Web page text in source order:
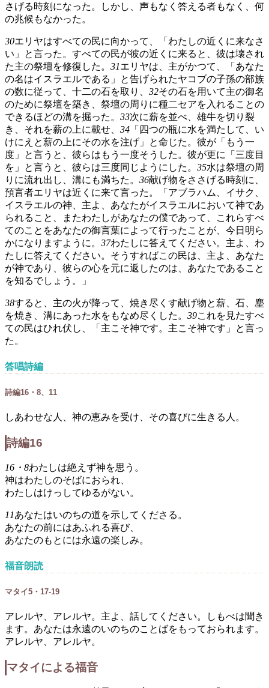
さげる時刻になった。しかし、声もなく答える者もなく、何
の兆候もなかった。
30エリヤはすべての民に向かって、「わたしの近くに来なさ
い」と言った。すべての民が彼の近くに来ると、彼は壊され
た主の祭壇を修復した。 31エリヤは、主がかつて、「あなた
の名はイスラエルである」と告げられたヤコブの子孫の部族
の数に従って、十二の石を取り、 32その石を用いて主の御名
のために祭壇を築き、祭壇の周りに種二セアを入れることの
できるほどの溝を掘った。 33次に薪を並べ、雄牛を切り裂
き、それを薪の上に載せ、 34 「四つの瓶に水を満たして、い
けにえと薪の上にその水を注げ」と命じた。彼が「もう一
度」と言うと、彼らはもう一度そうした。彼が更に「三度目
を」と言うと、彼らは三度同じようにした。 35水は祭壇の周
りに流れ出し、溝にも満ちた。 36献げ物をささげる時刻に、
預言者エリヤは近くに来て言った。「アブラハム、イサク、
イスラエルの神、主よ、あなたがイスラエルにおいて神であ
られること、またわたしがあなたの僕であって、これらすべ
てのことをあなたの御言葉によって行ったことが、今日明ら
かになりますように。 37わたしに答えてください。主よ、わ
たしに答えてください。そうすればこの民は、主よ、あなた
が神であり、彼らの心を元に返したのは、あなたであること
を知るでしょう。」
38すると、主の火が降って、焼き尽くす献げ物と薪、石、塵
を焼き、溝にあった水をもなめ尽くした。 39これを見たすべ
ての民はひれ伏し、「主こそ神です。主こそ神です」と言っ
た。
答唱詩編
詩編16・8、11
しあわせな人、神の恵みを受け、その喜びに生きる人。
詩編16
16・8わたしは絶えず神を思う。
神はわたしのそばにおられ、
わたしはけっしてゆるがない。
11あなたはいのちの道を示してくださる。
あなたの前にはあふれる喜び、
あなたのもとには永遠の楽しみ。
福音朗読
マタイ5・17-19
アレルヤ、アレルヤ。主よ、話してください。しもべは聞き
ます。あなたは永遠のいのちのことばをもっておられます。
アレルヤ、アレルヤ。
マタイによる福音